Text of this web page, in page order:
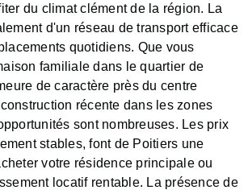
du climat clément de la région. La
d'un réseau de transport efficace
quotidiens. Que vous
familiale dans le quartier de
de caractère près du centre
récente dans les zones
sont nombreuses. Les prix
stables, font de Poitiers une
votre résidence principale ou
locatif rentable. La présence de